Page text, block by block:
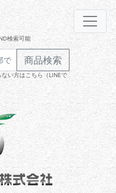
検索可能
商品検索
い方はこちら（LINEで